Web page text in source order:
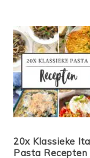
20x Klassieke
Pasta Recepten